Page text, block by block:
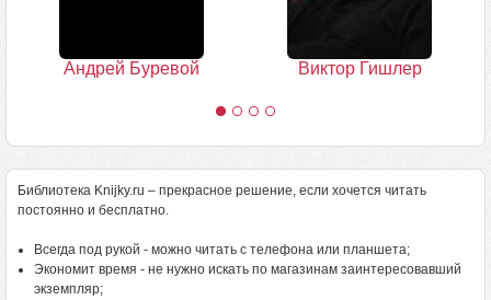
Андрей Буревой Виктор Гишлер
Библиотека Knijky.ru – прекрасное решение, если хочется читать
постоянно и бесплатно.
Всегда под рукой - можно читать с телефона или планшета;
Экономит время - не нужно искать по магазинам заинтересовавший
экземпляр;